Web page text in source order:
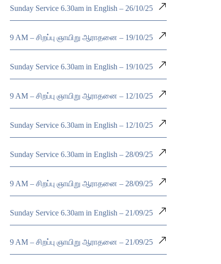
Sunday Service 6.30am in English – 26/10/25
9 AM – சிறப்பு ஞாயிறு ஆராதனை – 19/10/25
Sunday Service 6.30am in English – 19/10/25
9 AM – சிறப்பு ஞாயிறு ஆராதனை – 12/10/25
Sunday Service 6.30am in English – 12/10/25
Sunday Service 6.30am in English – 28/09/25
9 AM – சிறப்பு ஞாயிறு ஆராதனை – 28/09/25
Sunday Service 6.30am in English – 21/09/25
9 AM – சிறப்பு ஞாயிறு ஆராதனை – 21/09/25